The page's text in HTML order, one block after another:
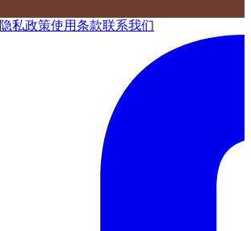
隐私政策使用条款联系我们